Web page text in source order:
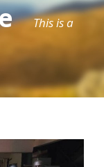
This is a